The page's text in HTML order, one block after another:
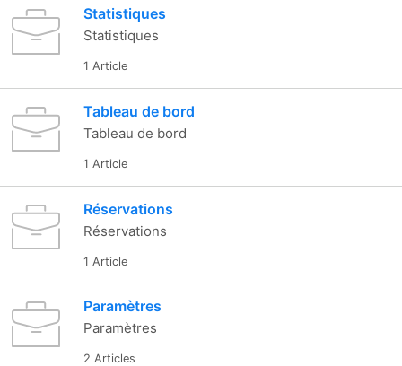
Statistiques
Statistiques
1 Article
Tableau de bord
Tableau de bord
1 Article
Réservations
Réservations
1 Article
Paramètres
Paramètres
2 Articles